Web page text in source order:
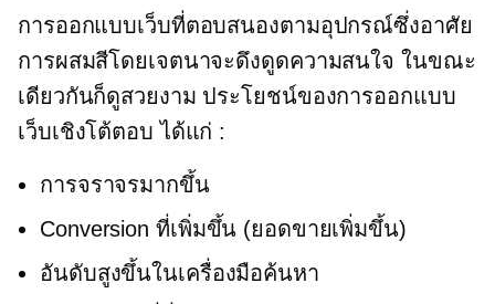
การออกแบบเว็บที่ตอบสนองตามอุปกรณ์ซึ่งอาศัย
การผสมสีโดยเจตนาจะดึงดูดความสนใจ ในขณะ
เดียวกันก็ดูสวยงาม ประโยชน์ของการออกแบบ
เว็บเชิงโต้ตอบ ได้แก่ :
การจราจรมากขึ้น
Conversion ที่เพิ่มขึ้น (ยอดขายเพิ่มขึ้น)
อันดับสูงขึ้นในเครื่องมือค้นหา